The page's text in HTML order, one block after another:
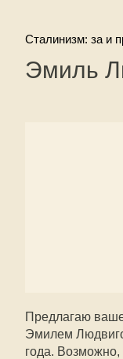
Сталинизм: за и
Эмиль
Предлагаю
Эмилем
года. Возможно,